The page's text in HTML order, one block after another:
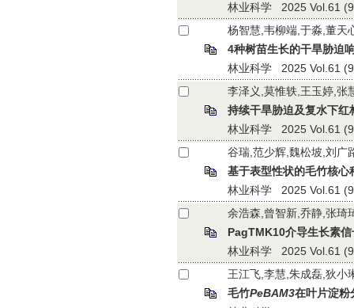
林业科学 2025 Vol.61
杨智慧,韦柳端,于淼,董天
4种树苗生长的干旱胁迫
林业科学 2025 Vol.61
李泽义,莫惟轶,王玉婷,张
持续干旱胁迫及复水下
林业科学 2025 Vol.61
谷瑞,范少辉,魏松坡,刘广
基于表型性状的毛竹核心
林业科学 2025 Vol.61
余浩森,曾智新,乔静,张琦
PagTMK10介导生长素
林业科学 2025 Vol.61
王江飞,李慧,朱成磊,狄小
毛竹PeBAM3在叶片淀粉